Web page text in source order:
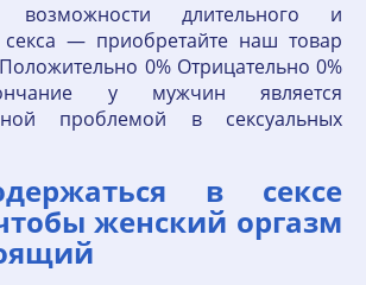
возможности длительного и
секса — приобретайте наш товар
0% Отрицательно 0%
у мужчин является
проблемой в сексуальных
в сексе
женский оргазм